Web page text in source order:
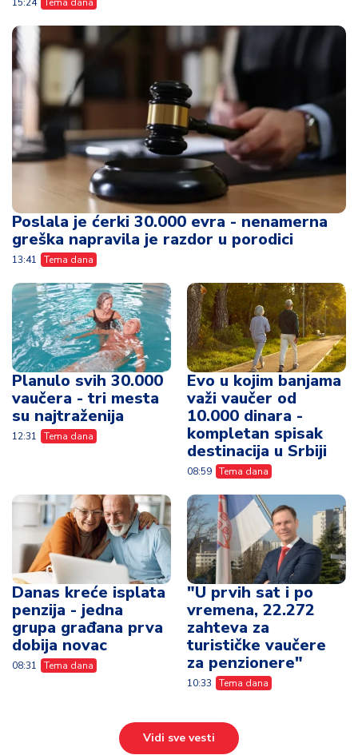
Poslala je ćerki 30.000 evra - nenamerna
greška napravila je razdor u porodici
13:41 Tema dana
Planulo svih 30.000
vaučera - tri mesta
su najtraženija
12:31 Tema dana
Evo u kojim banjama
važi vaučer od
10.000 dinara -
kompletan spisak
destinacija u Srbiji
08:59 Tema dana
Danas kreće isplata
penzija - jedna
grupa građana prva
dobija novac
08:31 Tema dana
"U prvih sat i po
vremena, 22.272
zahteva za
turističke vaučere
za penzionere"
10:33 Tema dana
Vidi sve vesti